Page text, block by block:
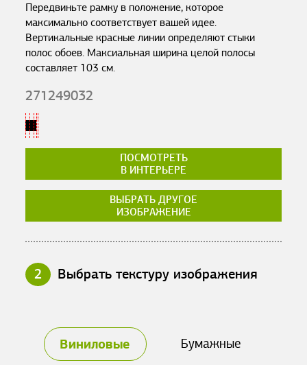
Передвиньте рамку в положение, которое
максимально соответствует вашей идее.
Вертикальные красные линии определяют стыки
полос обоев. Максиальная ширина целой полосы
составляет 103 см.
271249032
ПОСМОТРЕТЬ
В ИНТЕРЬЕРЕ
ВЫБРАТЬ ДРУГОЕ
ИЗОБРАЖЕНИЕ
2 Выбрать текстуру изображения
Виниловые Бумажные